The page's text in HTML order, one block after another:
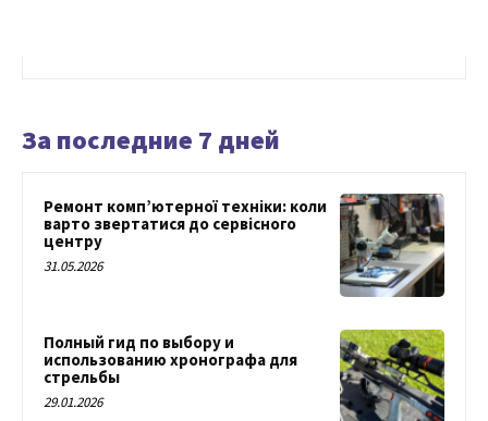
За последние 7 дней
Ремонт комп’ютерної техніки: коли
варто звертатися до сервісного
центру
31.05.2026
Полный гид по выбору и
использованию хронографа для
стрельбы
29.01.2026